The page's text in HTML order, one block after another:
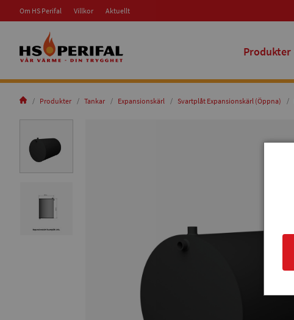
Om HS Perifal Villkor Aktuellt
Produkter
Produkter Tankar Expansionskärl Svartplåt Expansionskärl (Öppna)